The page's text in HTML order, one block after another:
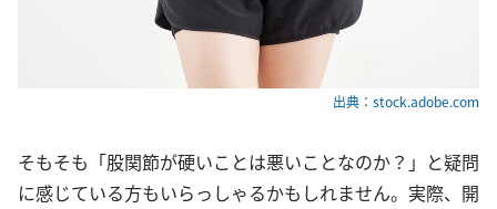
出典：stock.adobe.com
そもそも「股関節が硬いことは悪いことなのか？」と疑問
に感じている方もいらっしゃるかもしれません。実際、開